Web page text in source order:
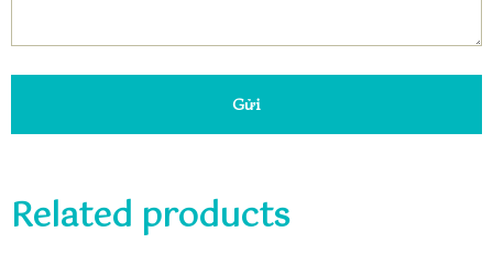
Gửi
Related products